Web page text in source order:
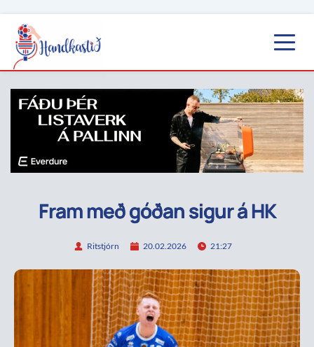
Fram með góðan sigur á HK
Ritstjórn 20.02.2026 21:27